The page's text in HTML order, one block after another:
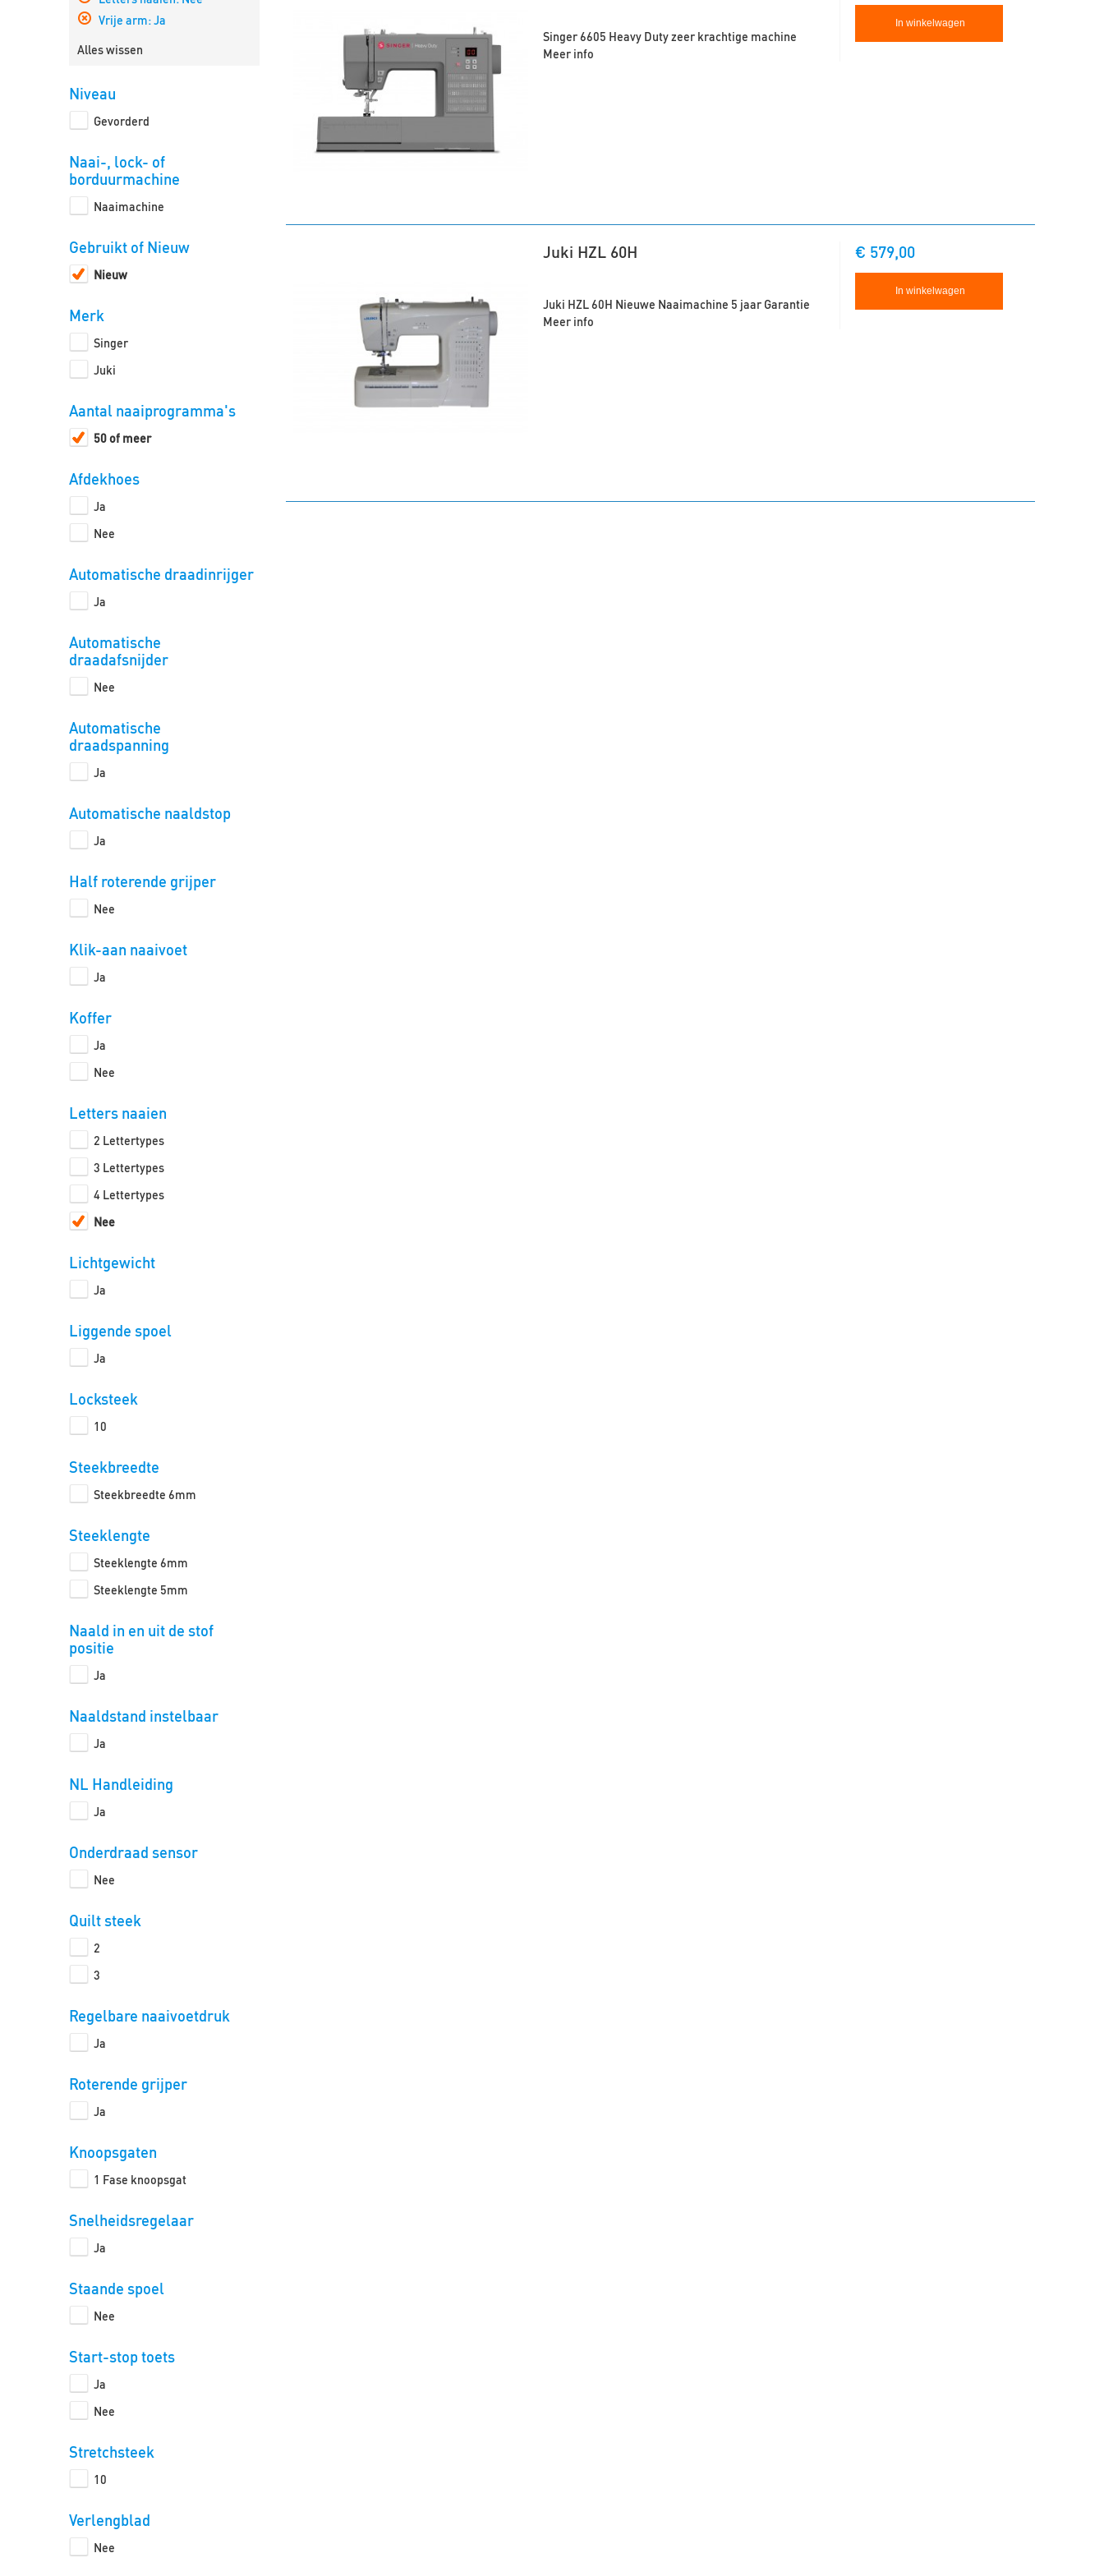
Singer 6605 Heavy Duty zeer krachtige machine
Meer info
In winkelwagen
Juki HZL 60H
Juki HZL 60H Nieuwe Naaimachine 5 jaar Garantie
Meer info
€ 579,00
In winkelwagen
Filter
verwijderen
Vrije arm:
verwijderen
Ja
Alles wissen
Niveau
Gevorderd
Naai-, lock- of
borduurmachine
Naaimachine
Gebruikt of Nieuw
Nieuw
Merk
Singer
Juki
Aantal naaiprogramma's
50 of meer
Afdekhoes
Ja
Nee
Automatische draadinrijger
Ja
Automatische
draadafsnijder
Nee
Automatische
draadspanning
Ja
Automatische naaldstop
Ja
Half roterende grijper
Nee
Klik-aan naaivoet
Ja
Koffer
Ja
Nee
Letters naaien
2 Lettertypes
3 Lettertypes
4 Lettertypes
Nee
Lichtgewicht
Ja
Liggende spoel
Ja
Locksteek
10
Steekbreedte
Steekbreedte 6mm
Steeklengte
Steeklengte 6mm
Steeklengte 5mm
Naald in en uit de stof
positie
Ja
Naaldstand instelbaar
Ja
NL Handleiding
Ja
Onderdraad sensor
Nee
Quilt steek
2
3
Regelbare naaivoetdruk
Ja
Roterende grijper
Ja
Knoopsgaten
1 Fase knoopsgat
Snelheidsregelaar
Ja
Staande spoel
Nee
Start-stop toets
Ja
Nee
Stretchsteek
10
Verlengblad
Nee